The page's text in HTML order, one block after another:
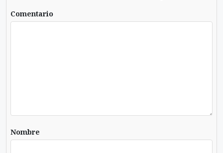
Comentario
Nombre